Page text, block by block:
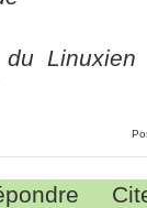
Linuxien